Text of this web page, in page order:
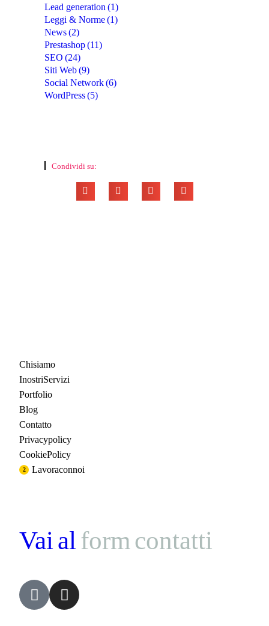
Lead generation (1)
Leggi & Norme(1)
News(2)
Prestashop(11)
SEO (24)
Siti Web(9)
Social Network(6)
WordPress(5)
Condividi su:
Chi siamo
I nostri Servizi
Portfolio
Blog
Contatto
Privacy policy
Cookie Policy
2 Lavora con noi
Vai al form contatti